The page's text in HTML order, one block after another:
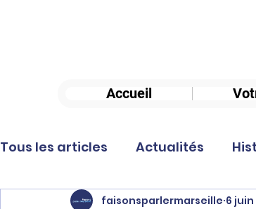
Tous les articles Actualités
faisonsparlermarseille 6 juin
Accueil